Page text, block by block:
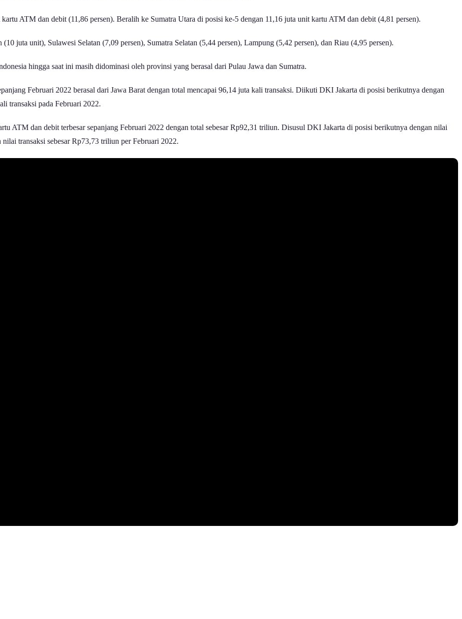
ATM dan debit (11,86 persen). Beralih ke Sumatra Utara di posisi ke-5 dengan 11,16 juta unit kartu ATM dan debit (4,81 persen).
juta unit), Sulawesi Selatan (7,09 persen), Sumatra Selatan (5,44 persen), Lampung (5,42 persen), dan Riau (4,95 persen).
hingga saat ini masih didominasi oleh provinsi yang berasal dari Pulau Jawa dan Sumatra.
Februari 2022 berasal dari Jawa Barat dengan total mencapai 96,14 juta kali transaksi. Diikuti DKI Jakarta di posisi berikutnya dengan
transaksi pada Februari 2022.
ATM dan debit terbesar sepanjang Februari 2022 dengan total sebesar Rp92,31 triliun. Disusul DKI Jakarta di posisi berikutnya dengan nilai
transaksi sebesar Rp73,73 triliun per Februari 2022.